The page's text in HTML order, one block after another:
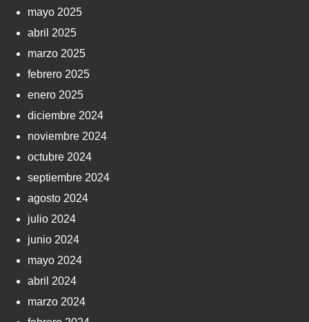
mayo 2025
abril 2025
marzo 2025
febrero 2025
enero 2025
diciembre 2024
noviembre 2024
octubre 2024
septiembre 2024
agosto 2024
julio 2024
junio 2024
mayo 2024
abril 2024
marzo 2024